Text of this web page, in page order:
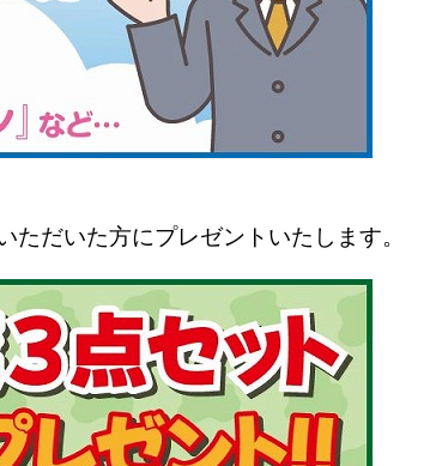
だいた方にプレゼントいたします。